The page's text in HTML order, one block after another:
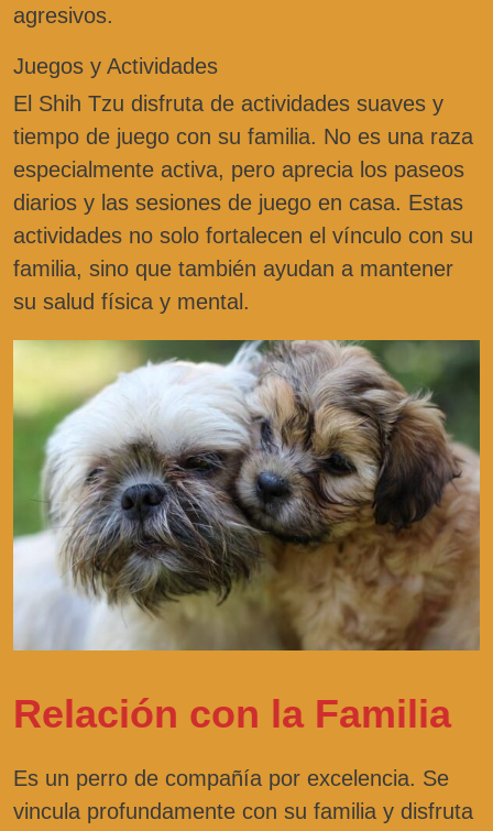
agresivos.
Juegos y Actividades
El Shih Tzu disfruta de actividades suaves y
tiempo de juego con su familia. No es una raza
especialmente activa, pero aprecia los paseos
diarios y las sesiones de juego en casa. Estas
actividades no solo fortalecen el vínculo con su
familia, sino que también ayudan a mantener
su salud física y mental.
Relación con la Familia
Es un perro de compañía por excelencia. Se
vincula profundamente con su familia y disfruta